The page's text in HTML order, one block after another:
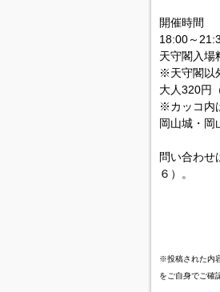
開催時間
18:00～
天守閣入場
※天守閣以
大人320円
※カッコ内
岡山城・
問い合わ
６）。
※投稿された内
をご自身でご確